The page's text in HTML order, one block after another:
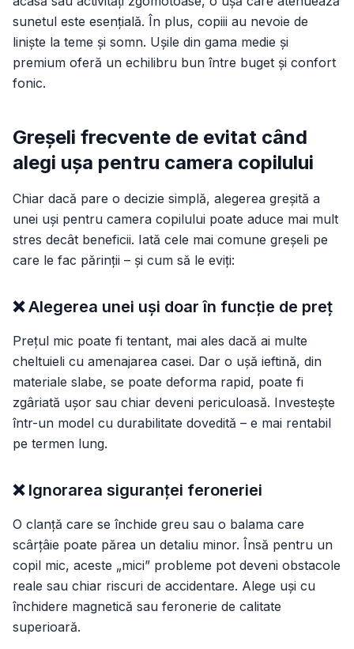
sunetul este esențială. În plus, copiii au nevoie de
liniște la teme și somn. Ușile din gama medie și
premium oferă un echilibru bun între buget și confort
fonic.
Greșeli frecvente de evitat când
alegi ușa pentru camera copilului
Chiar dacă pare o decizie simplă, alegerea greșită a
unei uși pentru camera copilului poate aduce mai mult
stres decât beneficii. Iată cele mai comune greșeli pe
care le fac părinții – și cum să le eviți:
❌ Alegerea unei uși doar în funcție de preț
Prețul mic poate fi tentant, mai ales dacă ai multe
cheltuieli cu amenajarea casei. Dar o ușă ieftină, din
materiale slabe, se poate deforma rapid, poate fi
zgâriată ușor sau chiar deveni periculoasă. Investește
într-un model cu durabilitate dovedită – e mai rentabil
pe termen lung.
❌ Ignorarea siguranței feroneriei
O clanță care se închide greu sau o balama care
scârțâie poate părea un detaliu minor. Însă pentru un
copil mic, aceste „mici” probleme pot deveni obstacole
reale sau chiar riscuri de accidentare. Alege uși cu
închidere magnetică sau feronerie de calitate
superioară.